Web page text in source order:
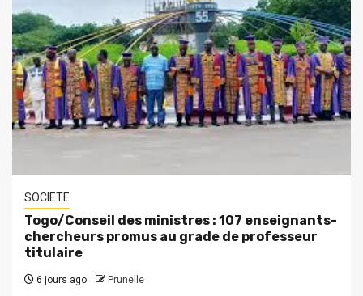
SOCIETE
Togo/Conseil des ministres : 107 enseignants-
chercheurs promus au grade de professeur
titulaire
6 jours ago Prunelle